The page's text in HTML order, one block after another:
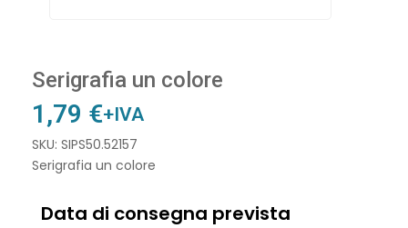
Serigrafia un colore
1,79 €+IVA
SKU: SIPS50.52157
Serigrafia un colore
Data di consegna prevista